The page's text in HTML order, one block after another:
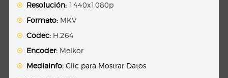
Resolución: 1440x1080p
Formato: MKV
Codec: H.264
Encoder: Melkor
Mediainfo: Clic para Mostrar Datos